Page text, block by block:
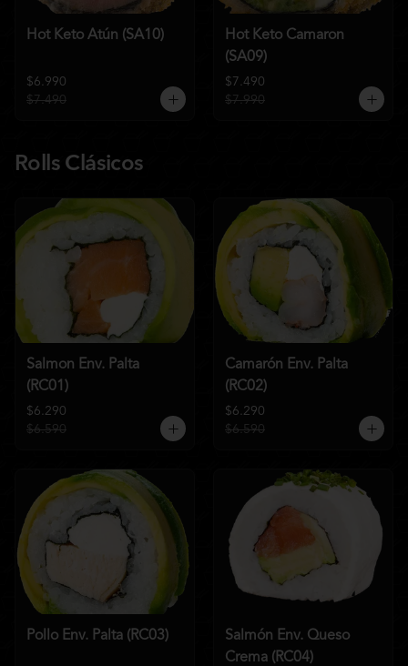
Hot Keto Atún (SA10)
$6.990
$7.490
Hot Keto Camaron
(SA09)
$7.490
$7.990
Rolls Clásicos
Salmon Env. Palta
(RC01)
$6.290
$6.590
Camarón Env. Palta
(RC02)
$6.290
$6.590
Pollo Env. Palta (RC03)
Salmón Env. Queso
Crema (RC04)